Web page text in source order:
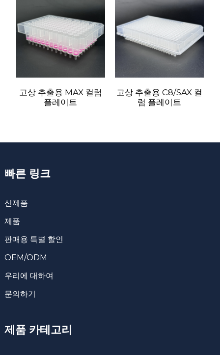
고상 추출용 MAX 컬럼
플레이트
고상 추출용 C8/SAX 컬
럼 플레이트
빠른 링크
신제품
제품
판매용 특별 할인
OEM/ODM
우리에 대하여
문의하기
제품 카테고리